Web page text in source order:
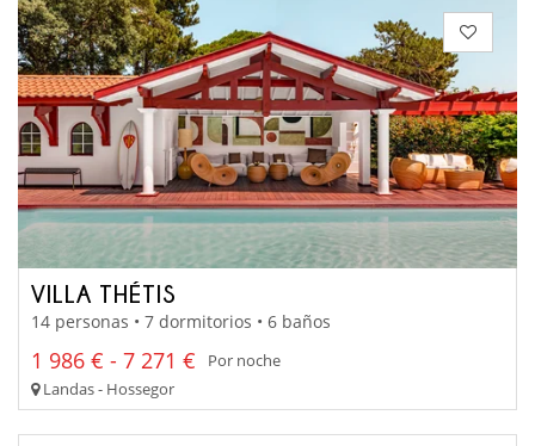
VILLA THÉTIS
14 personas • 7 dormitorios • 6 baños
1 986 € - 7 271 €
Por noche
Landas - Hossegor